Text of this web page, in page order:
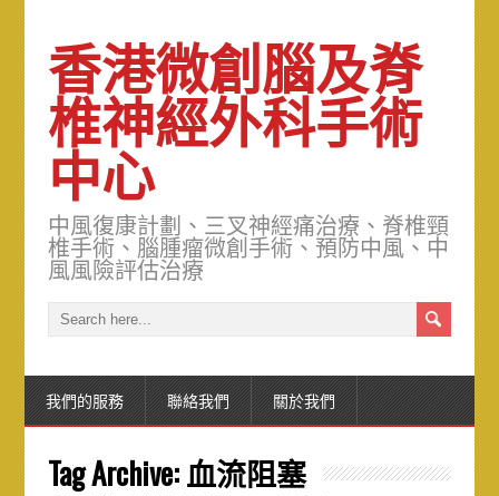
香港微創腦及脊
椎神經外科手術
中心
中風復康計劃、三叉神經痛治療、脊椎頸
椎手術、腦腫瘤微創手術、預防中風、中
風風險評估治療
我們的服務 聯絡我們 關於我們
Tag Archive:血流阻塞